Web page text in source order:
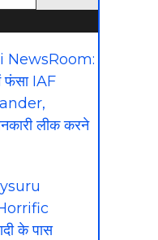
NewsRoom:
IAF
लीक करने
के पास